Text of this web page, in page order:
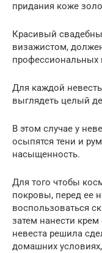
придания коже
Красивый
визажистом,
профессиональных
Для каждой
выглядеть целый
В этом случае у
осыпятся тени и
насыщенность.
Для того чтобы
покровы, перед ее
воспользоваться
затем нанести
невеста решила
домашних